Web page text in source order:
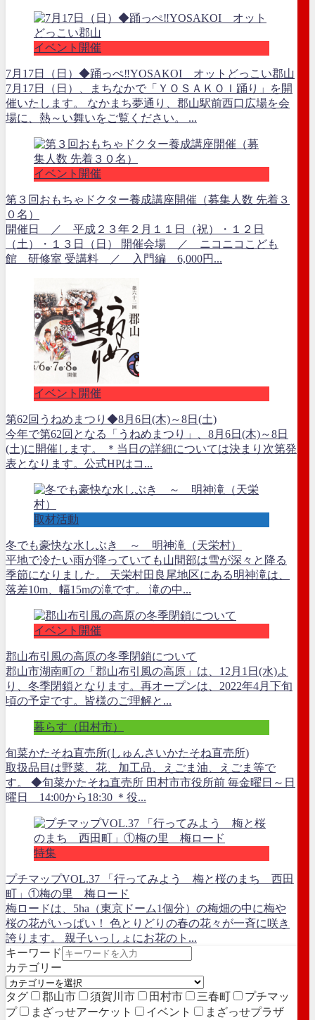
イベント開催
7月17日（日）◆踊っぺ‼YOSAKOI オットどっこい郡山
7月17日（日）、まちなかで「ＹＯＳＡＫＯＩ踊り」を開
催いたします。 なかまち夢通り、郡山駅前西口広場を会
場に、熱～い舞いをご覧ください。 ...
イベント開催
第３回おもちゃドクター養成講座開催（募集人数 先着３
０名）
開催日 ／ 平成２３年２月１１日（祝）・１２日
（土）・１３日（日） 開催会場 ／ ニコニコこども
館 研修室 受講料 ／ 入門編 6,000円...
イベント開催
第62回うねめまつり◆8月6日(木)～8日(土)
今年で第62回となる「うねめまつり」、8月6日(木)～8日
(土)に開催します。 ＊当日の詳細については決まり次第発
表となります。公式HPはコ...
取材活動
冬でも豪快な水しぶき ～ 明神滝（天栄村）
平地で冷たい雨が降っていても山間部は雪が深々と降る
季節になりました。 天栄村田良尾地区にある明神滝は、
落差10m、幅15mの滝です。 滝の中...
イベント開催
郡山布引風の高原の冬季閉鎖について
郡山市湖南町の「郡山布引風の高原」は、12月1日(水)よ
り、冬季閉鎖となります。再オープンは、2022年4月下旬
頃の予定です。皆様のご理解と...
暮らす（田村市）
旬菜かたそね直売所(しゅんさいかたそね直売所)
取扱品目は野菜、花、加工品、えごま油、えごま等で
す。 ◆旬菜かたそね直売所 田村市市役所前 毎金曜日～日
曜日 14:00から18:30 ＊役...
特集
プチマップVOL.37 「行ってみよう 梅と桜のまち 西田
町」①梅の里 梅ロード
梅ロードは、5ha（東京ドーム1個分）の梅畑の中に梅や
桜の花がいっぱい！ 色とりどりの春の花々が一斉に咲き
誇ります。 親子いっしょにお花のト...
キーワード
カテゴリー
タグ 郡山市 須賀川市 田村市 三春町
プチマッ
プ
まざっせアーケット イベント
まざっせプラザ